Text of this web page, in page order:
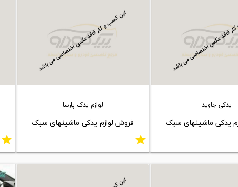
یدکی جاوید
یدکی ماشینهای سبک
لوازم یدک پارسا
فروش لوازم یدکی ماشینهای سبک
star
star